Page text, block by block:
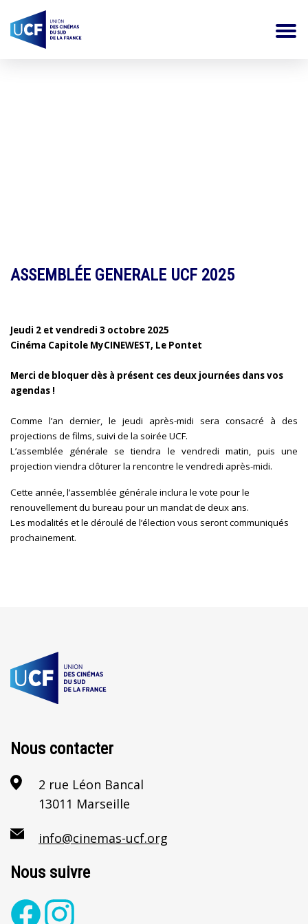
ASSEMBLÉE GENERALE UCF 2025
Jeudi 2 et vendredi 3 octobre 2025
Cinéma Capitole MyCINEWEST, Le Pontet
Merci de bloquer dès à présent ces deux journées dans vos
agendas !
Comme l’an dernier, le jeudi après-midi sera consacré à des
projections de films, suivi de la soirée UCF.
L’assemblée générale
se tiendra le vendredi matin, puis une
projection viendra clôturer la rencontre le vendredi après-midi.
Cette année, l’assemblée générale inclura le vote pour le
renouvellement du bureau pour un mandat de deux ans.
Les modalités et le déroulé de l’élection vous seront communiqués
prochainement.
Nous contacter
2 rue Léon Bancal
13011 Marseille
info@cinemas-ucf.org
Nous suivre